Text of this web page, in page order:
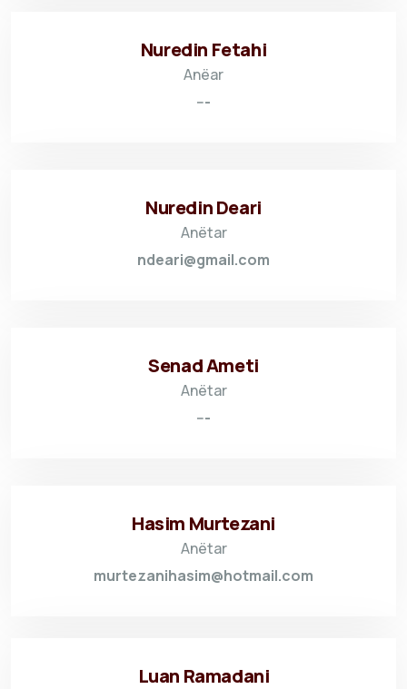
Nuredin Fetahi
Anëar
---
Nuredin Deari
Anëtar
ndeari@gmail.com
Senad Ameti
Anëtar
---
Hasim Murtezani
Anëtar
murtezanihasim@hotmail.com
Luan Ramadani